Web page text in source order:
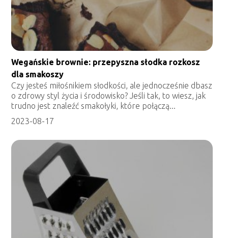
Wegańskie brownie: przepyszna słodka rozkosz
dla smakoszy
Czy jesteś miłośnikiem słodkości, ale jednocześnie dbasz
o zdrowy styl życia i środowisko? Jeśli tak, to wiesz, jak
trudno jest znaleźć smakołyki, które połączą...
2023-08-17